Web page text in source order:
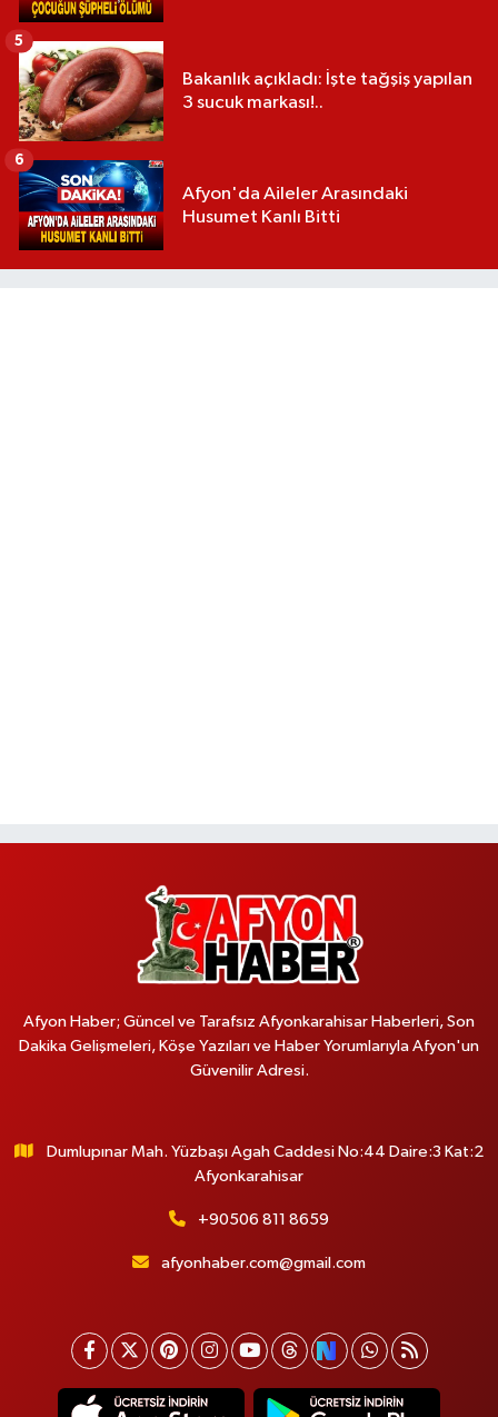
Bakanlık açıkladı: İşte tağşiş yapılan
3 sucuk markası!..
5
Afyon'da Aileler Arasındaki
Husumet Kanlı Bitti
6
Afyon Haber; Güncel ve Tarafsız Afyonkarahisar Haberleri, Son
Dakika Gelişmeleri, Köşe Yazıları ve Haber Yorumlarıyla Afyon'un
Güvenilir Adresi.
Dumlupınar Mah. Yüzbaşı Agah Caddesi No:44 Daire:3 Kat:2
Afyonkarahisar
+90506 811 8659
afyonhaber.com@gmail.com